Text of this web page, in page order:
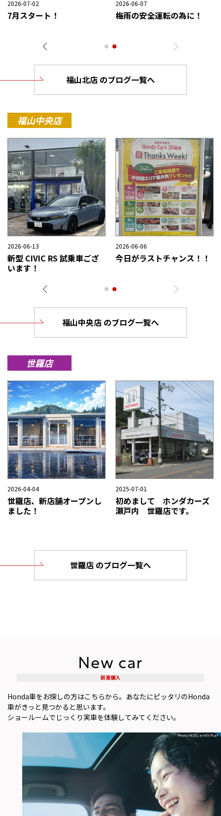
2026-08-02
夏季休業日のご案内
2026-07-27
NEW NBOXがさらに進化！
福山北店 のブログ一覧へ
福山中央店
2026-07-26
祝！全国大会出場！工場長
が優秀賞を受賞しました！
2026-07-03
ご試乗・ご来場キャンペー
福山中央店 のブログ一覧へ
世羅店
2026-04-04
世羅店、新店舗オープンし
ました！
2025-07-01
初めまして ホンダカーズ
瀬戸内 世羅店です。
世羅店 のブログ一覧へ
New car
新車購入
Honda車をお探しの方はこちらから。あなたにピッタリのHonda
車がきっと見つかると思います。
ショールームでじっくり実車を体験してみてください。